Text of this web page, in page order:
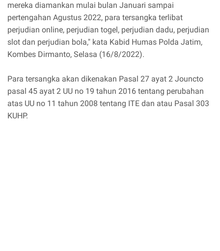
mereka diamankan mulai bulan Januari sampai
pertengahan Agustus 2022, para tersangka terlibat
perjudian online, perjudian togel, perjudian dadu, perjudian
slot dan perjudian bola," kata Kabid Humas Polda Jatim,
Kombes Dirmanto, Selasa (16/8/2022).
Para tersangka akan dikenakan Pasal 27 ayat 2 Jouncto
pasal 45 ayat 2 UU no 19 tahun 2016 tentang perubahan
atas UU no 11 tahun 2008 tentang ITE dan atau Pasal 303
KUHP.